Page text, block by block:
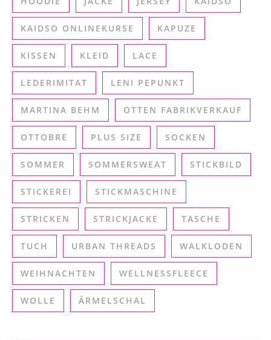
KAIDSO ONLINEKURSE KAPUZE
KISSEN KLEID LACE
LEDERIMITAT LENI PEPUNKT
MARTINA BEHM OTTEN FABRIKVERKAUF
OTTOBRE PLUS SIZE SOCKEN
SOMMER SOMMERSWEAT STICKBILD
STICKEREI STICKMASCHINE
STRICKEN STRICKJACKE TASCHE
TUCH URBAN THREADS WALKLODEN
WEIHNACHTEN WELLNESSFLEECE
WOLLE ÄRMELSCHAL